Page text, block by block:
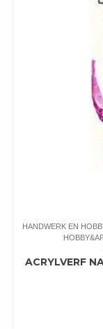
HANDWERK EN
ACRYLVERF